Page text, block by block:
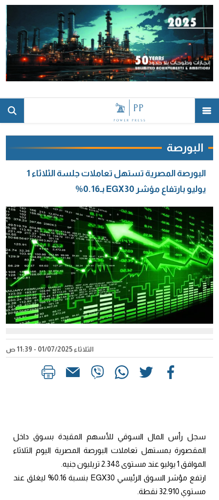
البورصة
البورصة المصرية تستهل تعاملات جلسة الثلاثاء 1
يوليو بارتفاع مؤشر EGX30 بـ0.16%
الثلاثاء 01/07/2025 - 11:39 ص
سجل رأس المال السوقي للأسهم المقيدة بسوق داخل
المقصورة بمستهل تعاملات البورصة المصرية اليوم الثلاثاء
الموافق 1 يوليو عند مستوى 2.348 تريليون جنيه.
ارتفع مؤشر السوق الرئيسي EGX30 بنسبة 0.16% ليغلق عند
مستوي 32.910 نقطة.